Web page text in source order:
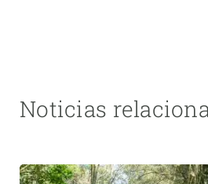
Noticias